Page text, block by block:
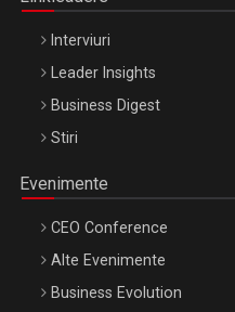
Interviuri
Leader Insights
Business Digest
Stiri
Evenimente
CEO Conference
Alte Evenimente
Business Evolution